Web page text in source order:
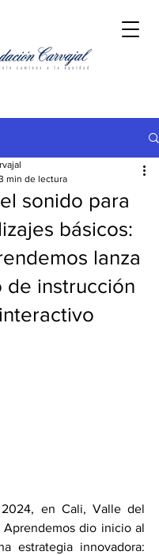
sonido para
básicos:
lanza
de instrucción
min de lectura
en Cali, Valle del
Aprendemos dio inicio al
estrategia innovadora: